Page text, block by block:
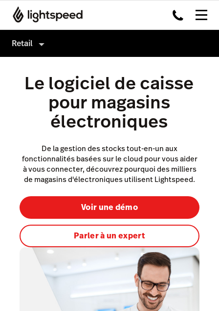
Retail
Produits
Logiciel de caisse
Payments
Omnicanal
Insights
Accounting
Marketing et fidélisation
AI Showroom
Intégrations
Stock
Intégrations
Multi-site
Prix
Le logiciel de caisse
pour magasins
électroniques
De la gestion des stocks tout-en-un aux
fonctionnalités basées sur le cloud pour vous aider
à vous connecter, découvrez pourquoi des milliers
de magasins d'électroniques utilisent Lightspeed.
Voir une démo
Parler à un expert